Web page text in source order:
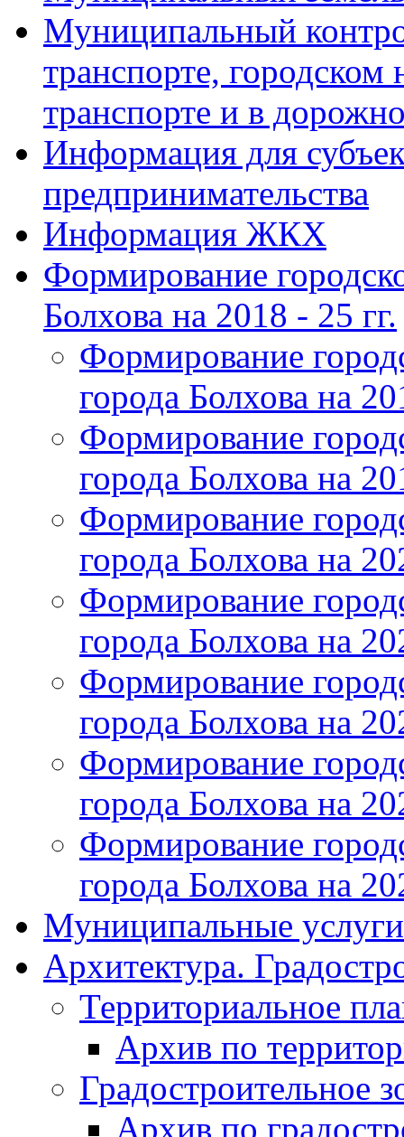
Муниципальный
транспорте, городском
транспорте и в
Информация для
предпринимательства
Информация ЖКХ
Формирование
Болхова на 2018 - 25 гг.
Формирование
города Болхова на
Формирование
города Болхова на
Формирование
города Болхова на
Формирование
города Болхова на
Формирование
города Болхова на
Формирование
города Болхова на
Формирование
города Болхова на
Муниципальные услуги
Архитектура.
Территориальное
Архив по
Градостроительное
Архив по